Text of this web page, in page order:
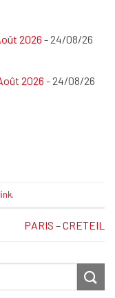
2026 - 24/08/26
2026 - 24/08/26
.
PARIS – CRETEIL